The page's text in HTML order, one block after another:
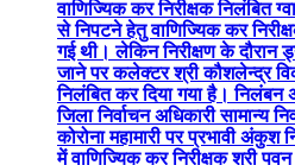
वाणिज्यिक कर निरीक्षक निलंबित
से निपटने हेतु वाणिज्यिक कर
गई थी। लेकिन निरीक्षण के दौरान
जाने पर कलेक्टर श्री कौशलेन्द्र
निलंबित कर दिया गया है। निलंबन
जिला निर्वाचन अधिकारी सामान्य
कोरोना महामारी पर प्रभावी
में वाणिज्यिक कर निरीक्षक श्री